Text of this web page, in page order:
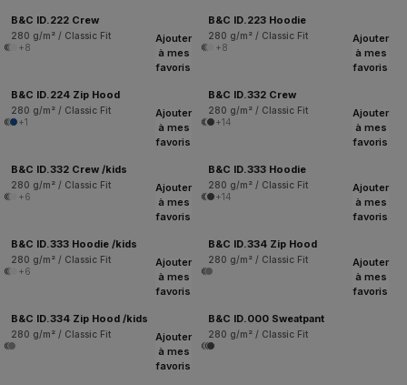
B&C ID.222 Crew
280 g/m² / Classic Fit
+8
B&C ID.223 Hoodie
280 g/m² / Classic Fit
+8
Ajouter
à mes
favoris
B&C ID.224 Zip Hood
280 g/m² / Classic Fit
+1
Ajouter
à mes
favoris
B&C ID.332 Crew
280 g/m² / Classic Fit
+14
Ajouter
à mes
favoris
B&C ID.332 Crew /kids
280 g/m² / Classic Fit
+6
Ajouter
à mes
favoris
B&C ID.333 Hoodie
280 g/m² / Classic Fit
+14
Ajouter
à mes
favoris
B&C ID.333 Hoodie /kids
280 g/m² / Classic Fit
+6
Ajouter
à mes
favoris
B&C ID.334 Zip Hood
280 g/m² / Classic Fit
Ajouter
à mes
favoris
B&C ID.334 Zip Hood /kids
280 g/m² / Classic Fit
Ajouter
à mes
favoris
B&C ID.000 Sweatpant
280 g/m² / Classic Fit
Ajouter
à mes
favoris